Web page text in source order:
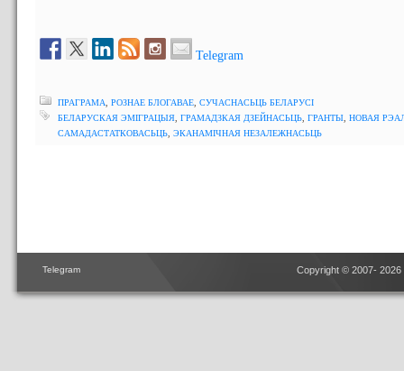
Telegram
ПРАГРАМА РОЗНАЕ БЛОГАВАЕ СУЧАСНАСЬЦЬ БЕЛАРУСІ
БЕЛАРУСКАЯ ЭМІГРАЦЫЯ ГРАМАДЗКАЯ ДЗЕЙНАСЬЦЬ ГРАНТЫ НОВАЯ
САМАДАСТАТКОВАСЬЦЬ ЭКАНАМІЧНАЯ НЕЗАЛЕЖНАСЬЦЬ
Telegram Copyright © 2007- 2026